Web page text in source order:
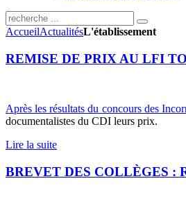
AccueilActualitésL'établissement
REMISE DE PRIX AU LFI
Après les résultats du concours des
documentalistes du CDI leurs prix.
Lire la suite
BREVET DES COLLÈGES :